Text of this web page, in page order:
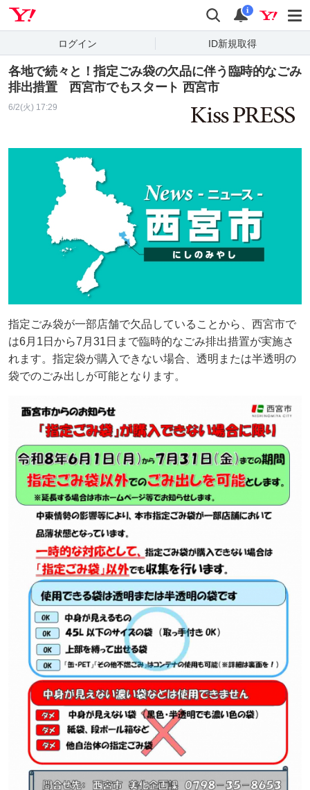
検索 通知
i
ログイン ID新規取得
各地で続々と！指定ごみ袋の欠品に伴う臨時的なごみ
排出措置 西宮市でもスタート 西宮市
6/2(火) 17:29
指定ごみ袋が一部店舗で欠品していることから、西宮市で
は6月1日から7月31日まで臨時的なごみ排出措置が実施さ
れます。指定袋が購入できない場合、透明または半透明の
袋でのごみ出しが可能となります。